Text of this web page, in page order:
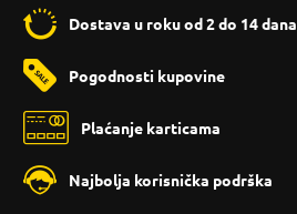
Dostava u roku od 2 do 14 dana
Pogodnosti kupovine
Plaćanje karticama
Najbolja korisnička podrška